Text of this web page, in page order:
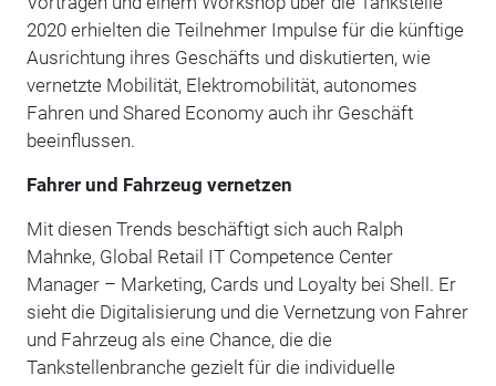
2020 erhielten die Teilnehmer Impulse für die künftige
Ausrichtung ihres Geschäfts und diskutierten, wie
vernetzte Mobilität, Elektromobilität, autonomes
Fahren und Shared Economy auch ihr ­Geschäft
beeinflussen.
Fahrer und Fahrzeug vernetzen
Mit diesen Trends beschäftigt sich auch Ralph
Mahnke, Global Retail IT Competence Center
Manager – Marketing, Cards und Loyalty bei Shell. Er
sieht die Digi­talisierung und die Vernetzung von Fahrer
und Fahrzeug als eine Chance, die die
Tankstellenbranche gezielt für die individuelle